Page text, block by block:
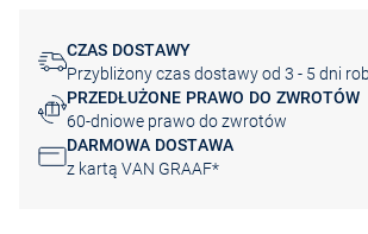
CZAS DOSTAWY
Przybliżony czas dostawy od 3 - 5 dni
PRZEDŁUŻONE PRAWO DO ZWROTÓW
60-dniowe prawo do zwrotów
DARMOWA DOSTAWA
z kartą VAN GRAAF*